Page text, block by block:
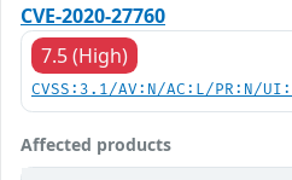
CVE-2020-27760
7.5 (High)
CVSS:3.1/AV:N/AC:L/PR:N/
Affected products